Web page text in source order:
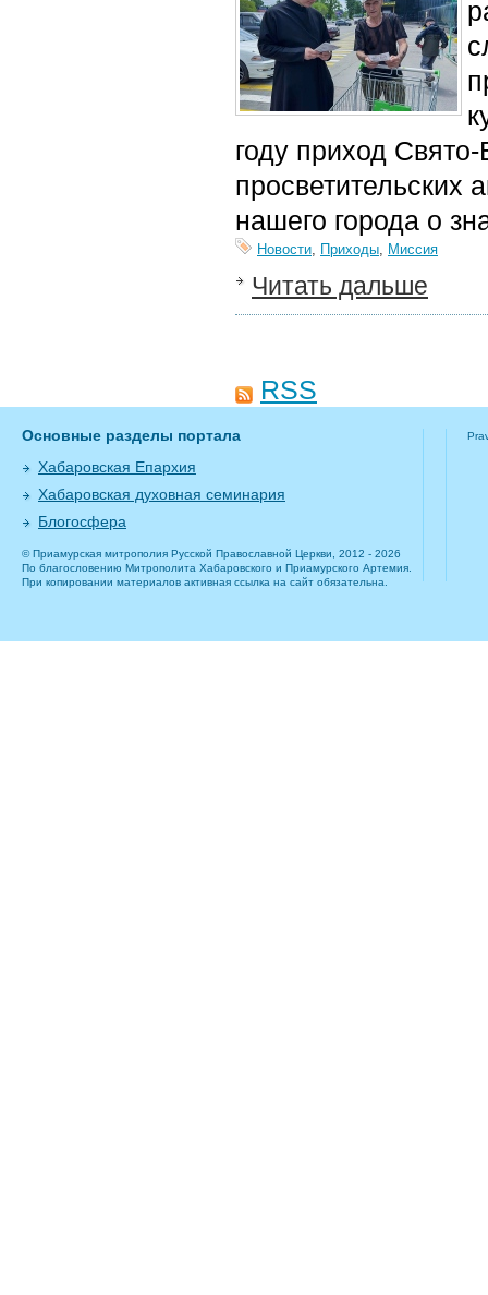
году приход
просветительских
нашего города о
Новости, Приходы, Миссия
Читать дальше
RSS
Основные разделы портала
Хабаровская Епархия
Хабаровская духовная семинария
Блогосфера
© Приамурская митрополия Русской Православной Церкви, 2012 - 2026
По благословению Митрополита Хабаровского и Приамурского Артемия.
При копировании материалов активная ссылка на сайт обязательна.